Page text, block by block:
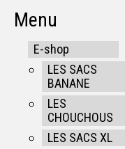
Menu
E-shop
LES SACS
BANANE
LES
CHOUCHOUS
LES SACS XL